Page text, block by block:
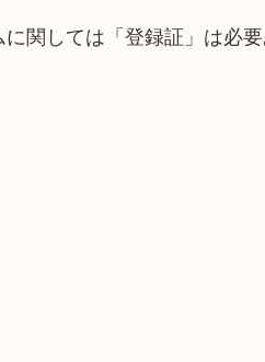
関しては「登録証」は必